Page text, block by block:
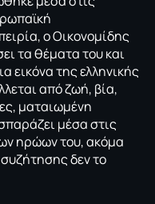
ο Οικονομίδης
τα θέματα του και
εικόνα της ελληνικής
από ζωή, βία,
ματαιωμένη
μέσα στις
ηρώων του, ακόμα
δεν το